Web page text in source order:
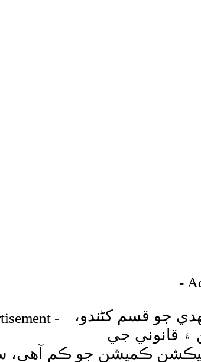
- Advertisement -
جو قسم کڻندو،
قانوني جي
اليڪشن ڪميشن جو ڪم آهي،